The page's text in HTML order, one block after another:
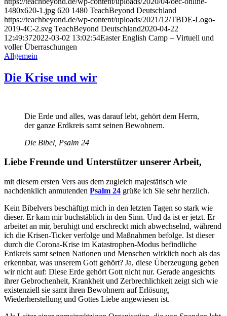
1480x620-1.jpg 620 1480 TeachBeyond Deutschland
https://teachbeyond.de/wp-content/uploads/2021/12/TBDE-Logo-
2019-4C-2.svg TeachBeyond Deutschland2020-04-22
12:49:372022-03-02 13:02:54Easter English Camp – Virtuell und
voller Überraschungen
Allgemein
Die Krise und wir
Die Erde und alles, was darauf lebt, gehört dem Herrn,
der ganze Erdkreis samt seinen Bewohnern.
Die Bibel, Psalm 24
Liebe Freunde und Unterstützer unserer Arbeit,
mit diesem ersten Vers aus dem zugleich majestätisch wie
nachdenklich anmutenden Psalm 24 grüße ich Sie sehr herzlich.
Kein Bibelvers beschäftigt mich in den letzten Tagen so stark wie
dieser. Er kam mir buchstäblich in den Sinn. Und da ist er jetzt. Er
arbeitet an mir, beruhigt und erschreckt mich abwechselnd, während
ich die Krisen-Ticker verfolge und Maßnahmen befolge. Ist dieser
durch die Corona-Krise im Katastrophen-Modus befindliche
Erdkreis samt seinen Nationen und Menschen wirklich noch als das
erkennbar, was unserem Gott gehört? Ja, diese Überzeugung geben
wir nicht auf: Diese Erde gehört Gott nicht nur. Gerade angesichts
ihrer Gebrochenheit, Krankheit und Zerbrechlichkeit zeigt sich wie
existenziell sie samt ihren Bewohnern auf Erlösung,
Wiederherstellung und Gottes Liebe angewiesen ist.